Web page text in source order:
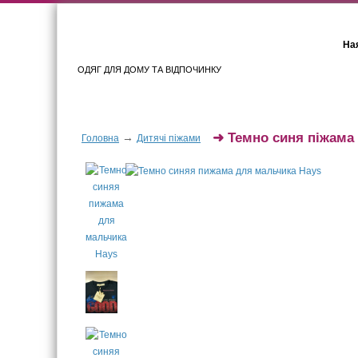
ОДЯГ ДЛЯ ДОМУ ТА ВІДПОЧИНКУ
Головна → Дитячі піжами ➜ Темно синя